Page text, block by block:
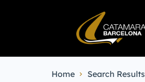
Home Search Results